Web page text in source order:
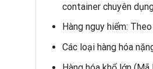
container chuyên
Hàng nguy hiểm:
Các loại hàng hóa